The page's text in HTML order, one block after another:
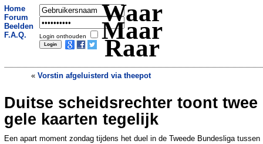
Home
Forum
Beelden
F.A.Q.
Login onthouden
Waar
Maar
Raar
« Vorstin afgeluisterd via theepot
Luna overleeft week onder motor van
Mercedes»
Duitse scheidsrechter toont twee
gele kaarten tegelijk
Een apart moment zondag tijdens het duel in de Tweede Bundesliga tussen